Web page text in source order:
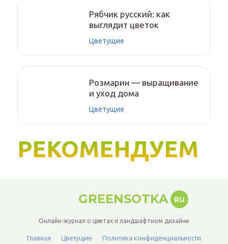
Рябчик русский: как
выглядит цветок
Цветущие
Розмарин — выращивание
и уход дома
Цветущие
РЕКОМЕНДУЕМ
GREENSOTKA RU
Онлайн-журнал о цветах и ландшафтном дизайне
Главная Цветущие Политика конфиденциальности